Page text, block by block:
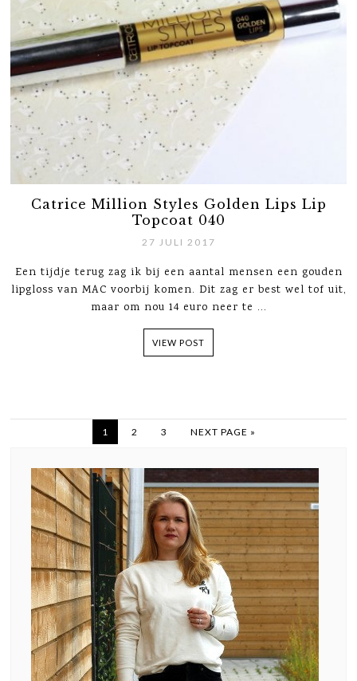
Catrice Million Styles Golden Lips Lip
Topcoat 040
27 JULI 2017
Een tijdje terug zag ik bij een aantal mensen een gouden
lipgloss van MAC voorbij komen. Dit zag er best wel tof uit,
maar om nou 14 euro neer te ...
VIEW POST
1 2 3 NEXT PAGE »